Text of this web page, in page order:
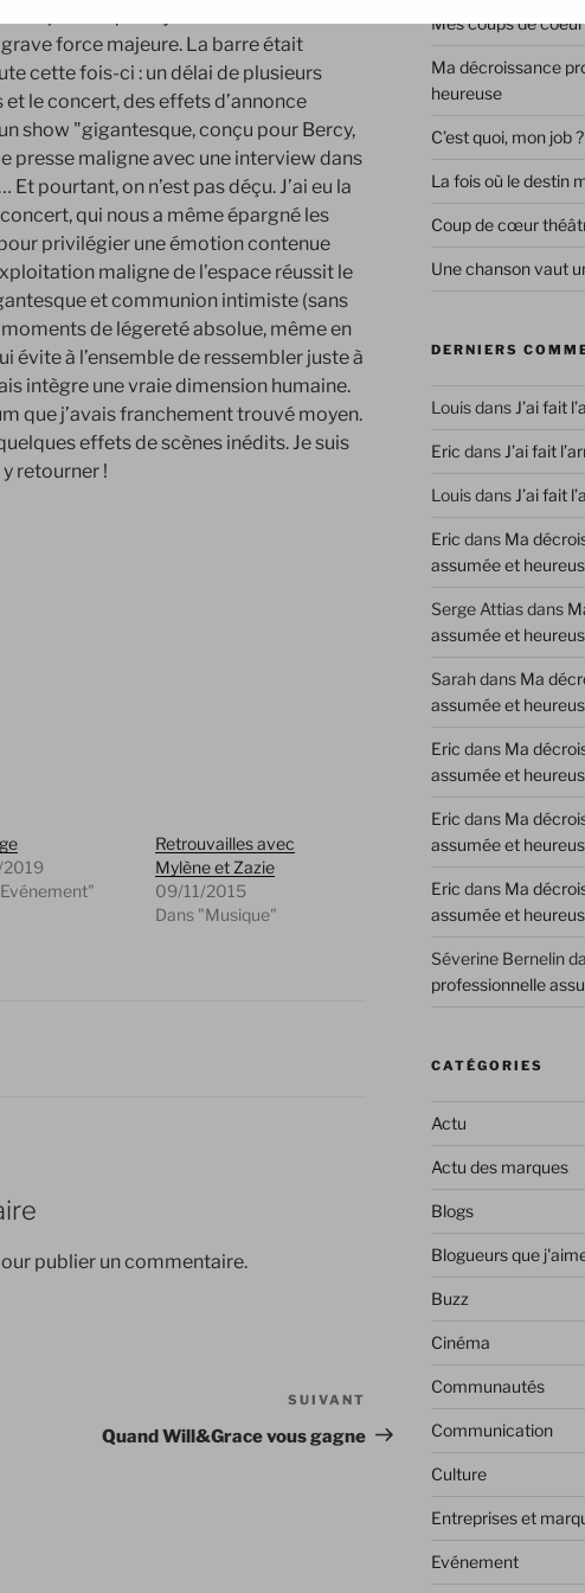
pour laquelle je ne raterais un
force majeure. La barre était
cette fois-ci : un délai de plusieurs
le concert, des effets d’annonce
show "gigantesque, conçu pour Bercy,
presse maligne avec une interview dans
pourtant, on n’est pas déçu. J’ai eu la
qui nous a même épargné les
privilégier une émotion contenue
maligne de l’espace réussit le
et communion intimiste (sans
de légereté absolue, même en
évite à l’ensemble de ressembler juste à
intègre une vraie dimension humaine.
que j’avais franchement trouvé moyen.
effets de scènes inédits. Je suis
retourner !
Retrouvailles avec
Mylène et Zazie
09/11/2015
Dans "Musique"
publier un commentaire.
suivant
SUIVANT
Quand Will&Grace vous gagne
Mes coups de
Ma décroissance
heureuse
C’est quoi, mon job ?
La fois où le destin
Coup de cœur
Une chanson vaut
DERNIERS
Louisdans J’ai fait
Eric dans J’ai fait
Louisdans J’ai fait
Eric dans Ma
assumée et
Serge Attiasdans
assumée et
Sarahdans Ma
assumée et
Eric dans Ma
assumée et
Eric dans Ma
assumée et
Eric dans Ma
assumée et
Séverine Bernelin
professionnelle
CATÉGORIES
Actu
Actu des marques
Blogs
Blogueurs que
Buzz
Cinéma
Communautés
Communication
Culture
Entreprises et
Evénement